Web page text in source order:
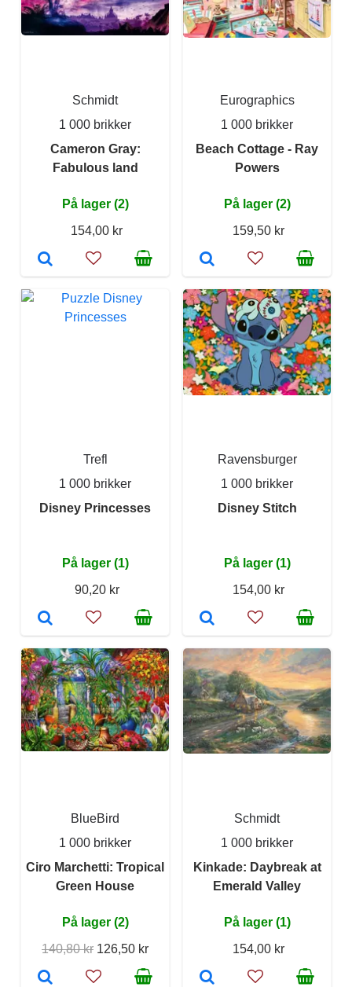
Schmidt
1 000 brikker
Cameron Gray:
Fabulous land
På lager (2)
154,00 kr
Eurographics
1 000 brikker
Beach Cottage - Ray
Powers
På lager (2)
159,50 kr
Trefl
1 000 brikker
Disney Princesses
På lager (1)
90,20 kr
Ravensburger
1 000 brikker
Disney Stitch
På lager (1)
154,00 kr
BlueBird
1 000 brikker
Ciro Marchetti: Tropical
Green House
På lager (2)
140,80 kr 126,50 kr
Schmidt
1 000 brikker
Kinkade: Daybreak at
Emerald Valley
På lager (1)
154,00 kr